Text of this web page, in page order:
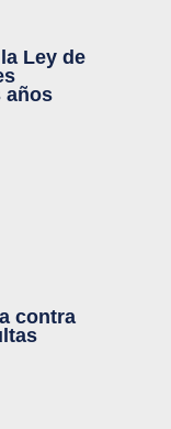
Ley de
años
contra